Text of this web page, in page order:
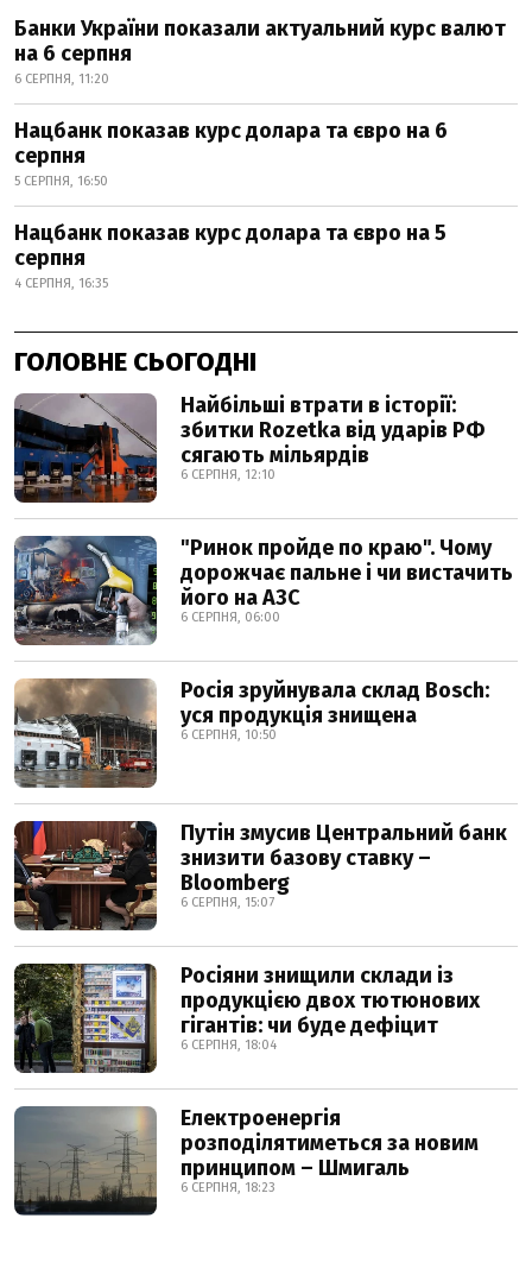
Банки України показали актуальний курс валют
на 6 серпня
6 СЕРПНЯ, 11:20
Нацбанк показав курс долара та євро на 6
серпня
5 СЕРПНЯ, 16:50
Нацбанк показав курс долара та євро на 5
серпня
4 СЕРПНЯ, 16:35
ГОЛОВНЕ СЬОГОДНІ
Найбільші втрати в історії:
збитки Rozetka від ударів РФ
сягають мільярдів
6 СЕРПНЯ, 12:10
"Ринок пройде по краю". Чому
дорожчає пальне і чи вистачить
його на АЗС
6 СЕРПНЯ, 06:00
Росія зруйнувала склад Bosch:
уся продукція знищена
6 СЕРПНЯ, 10:50
Путін змусив Центральний банк
знизити базову ставку –
Bloomberg
6 СЕРПНЯ, 15:07
Росіяни знищили склади із
продукцією двох тютюнових
гігантів: чи буде дефіцит
6 СЕРПНЯ, 18:04
Електроенергія
розподілятиметься за новим
принципом – Шмигаль
6 СЕРПНЯ, 18:23